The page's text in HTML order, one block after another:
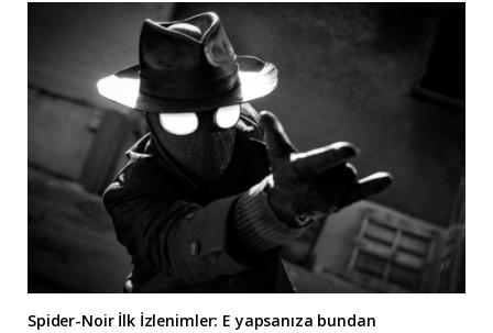
Spider-Noir İlk İzlenimler: E yapsanıza bundan